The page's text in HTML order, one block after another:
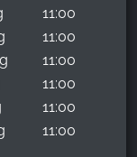
11:00
11:00
11:00
11:00
11:00
11:00